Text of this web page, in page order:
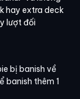
hay extra deck
lượt đối
bị banish về
banish thêm 1